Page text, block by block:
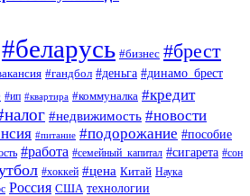
#беларусь #бизнес #брест
#гандбол #деньга #динамо_брест
#ип #квартира #коммуналка #кредит
#недвижимость #новости
#питание #подорожание #пособие
#работа #семейный_капитал #сигарета #сон
#хоккей #цена Китай Наука
Россия США технологии